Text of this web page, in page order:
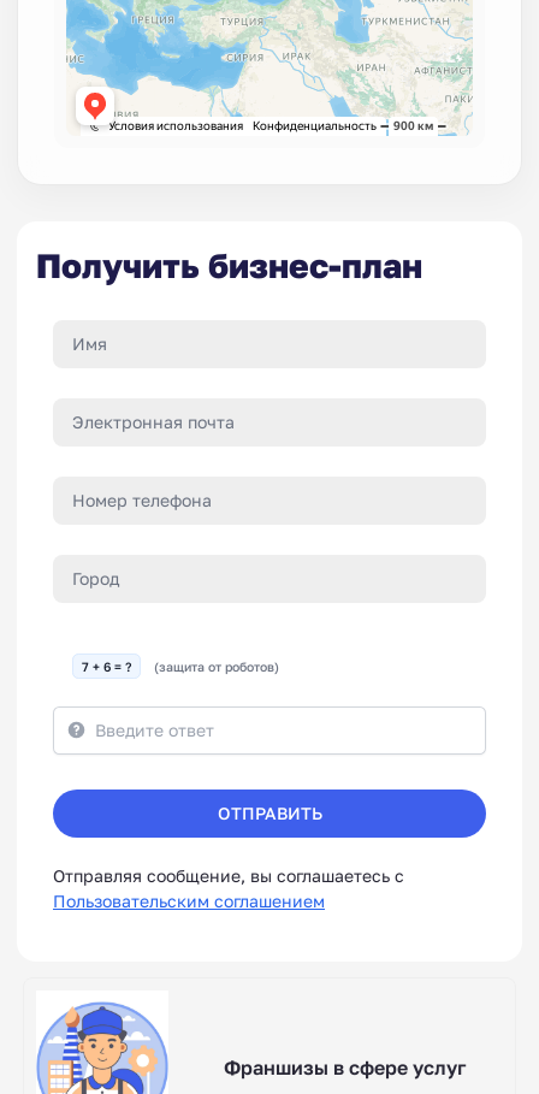
Получить бизнес-план
7 + 6 = ? (защита от роботов)
ОТПРАВИТЬ
Отправляя сообщение, вы соглашаетесь с
Пользовательским соглашением
Франшизы в сфере услуг